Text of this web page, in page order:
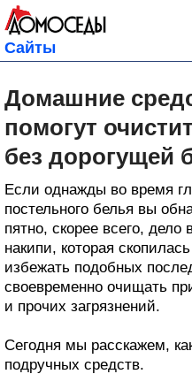
Сайты
Домашние
помогут
без дорогущей
Если однажды во время
постельного белья вы
пятно, скорее всего,
накипи, которая
избежать подобных
своевременно очищать
и прочих загрязнений.
Сегодня мы расскажем,
подручных средств.